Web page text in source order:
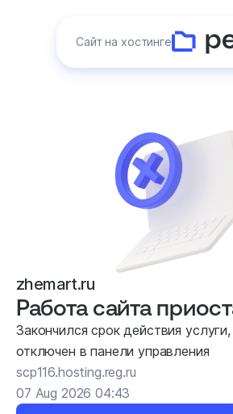
Сайт на хостинге
zhemart.ru
Работа сайта
Закончился срок действия
отключен в панели управления
scp116.hosting.reg.ru
07 Aug 2026 04:43